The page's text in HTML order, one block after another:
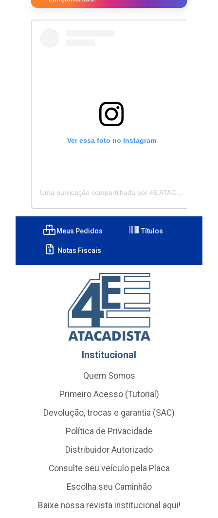
Ver essa foto no Instagram
Meus Pedidos Títulos
Notas Fiscais
Institucional
Quem Somos
Primeiro Acesso (Tutorial)
Devolução, trocas e garantia (SAC)
Política de Privacidade
Distribuidor Autorizado
Consulte seu veículo pela Placa
Escolha seu Caminhão
Baixe nossa revista institucional aqui!